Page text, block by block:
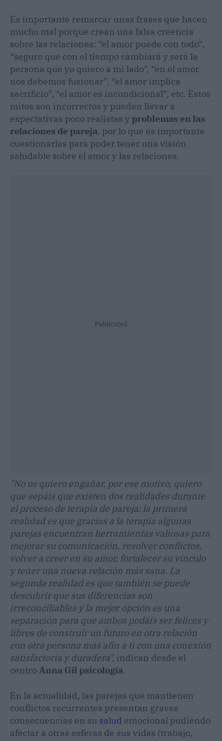
Es importante remarcar unas frases que hacen
mucho mal porque crean una falsa creencia
sobre las relaciones: “el amor puede con todo”,
“seguro que con el tiempo cambiará y será la
persona que yo quiero a mi lado", “en el amor
nos debemos fusionar”, “el amor implica
sacrificio”, “el amor es incondicional”, etc. Estos
mitos son incorrectos y pueden llevar a
expectativas poco realistas yproblemas en las
relaciones de pareja, por lo que es importante
cuestionarlas para poder tener una visión
saludable sobre el amor y las relaciones.
Publicidad
"No os quiero engañar, por ese motivo, quiero
que sepáis que existen dos realidades durante
el proceso de terapia de pareja: la primera
realidad es que gracias a la terapia algunas
parejas encuentran herramientas valiosas para
mejorar su comunicación, resolver conflictos,
volver a creer en su amor, fortalecer su vínculo
y tener una nueva relación más sana. La
segunda realidad es que también se puede
descubrir que sus diferencias son
irreconciliables y la mejor opción es una
separación para que ambos podáis ser felices y
libres de construir un futuro en otra relación
con otra persona más afín a ti con una conexión
satisfactoria y duradera", indican desde el
centro Anna Gil psicología.
En la actualidad, las parejas que mantienen
conflictos recurrentes presentan graves
consecuencias en su salud emocional pudiendo
afectar a otras esferas de sus vidas (trabajo,